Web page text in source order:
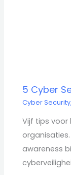
5 Cyber
Cyber Security
Vijf tips voor
awareness